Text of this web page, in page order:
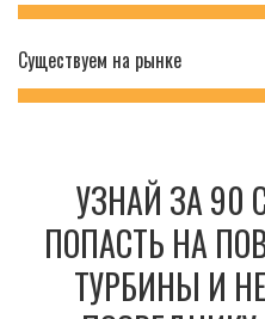
Существуем на рынке
УЗНАЙ ЗА 90
ПОПАСТЬ НА
ТУРБИНЫ И